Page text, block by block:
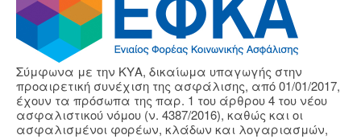
Σύμφωνα με την ΚΥΑ, δικαίωμα υπαγωγής στην
προαιρετική συνέχιση της ασφάλισης, από 01/01/2017,
έχουν τα πρόσωπα της παρ. 1 του άρθρου 4 του νέου
ασφαλιστικού νόμου (ν. 4387/2016), καθώς και οι
ασφαλισμένοι φορέων, κλάδων και λογαριασμών,